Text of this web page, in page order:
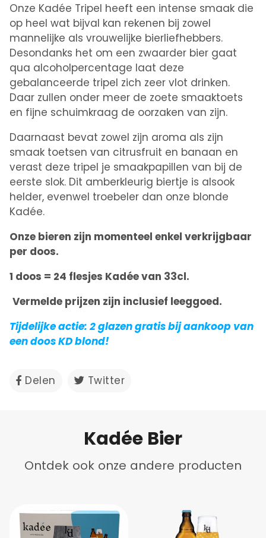
Onze Kadée Tripel heeft een intense smaak die
op heel wat bijval kan rekenen bij zowel
mannelijke als vrouwelijke bierliefhebbers.
Desondanks het om een zwaarder bier gaat
qua alcoholpercentage laat deze
gebalanceerde tripel zich zeer vlot drinken.
Daar zullen onder meer de zoete smaaktoets
en fijne schuimkraag de oorzaken van zijn.
Daarnaast bevat zowel zijn aroma als zijn
smaak toetsen van citrusfruit en banaan en
verast deze tripel je smaakpapillen van bij de
eerste slok. Dit amberkleurig biertje is alsook
helder, evenwel troebeler dan onze blonde
Kadée.
Onze bieren zijn momenteel enkel verkrijgbaar
per doos.
1 doos = 24 flesjes Kadée van 33cl.
Vermelde prijzen zijn inclusief leeggoed.
Tijdelijke actie: 2 glazen gratis bij aankoop van
een doos KD blond!
Delen Delen Twitter
Kadée Bier
Ontdek ook onze andere producten